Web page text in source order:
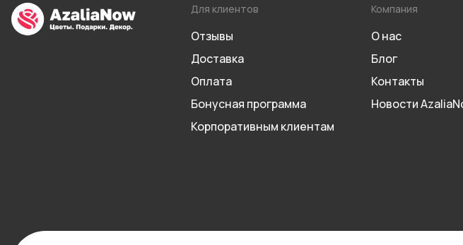
Для клиентов
Отзывы
Доставка
Оплата
Бонусная программа
Корпоративным клиентам
Компания
О нас
Блог
Контакты
Новости